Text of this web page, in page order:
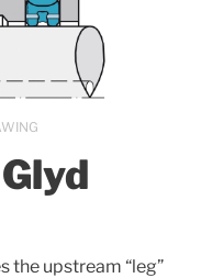
the upstream “leg”